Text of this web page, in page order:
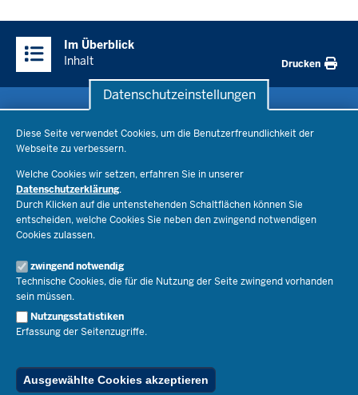
Datenschutzeinstellungen
Diese Seite verwendet Cookies, um die Benutzerfreundlichkeit der
Webseite zu verbessern.
Welche Cookies wir setzen, erfahren Sie in unserer
Datenschutzerklärung.
Durch Klicken auf die untenstehenden Schaltflächen können Sie
entscheiden, welche Cookies Sie neben den zwingend notwendigen
Cookies zulassen.
zwingend notwendig
Technische Cookies, die für die Nutzung der Seite zwingend vorhanden
sein müssen.
Nutzungsstatistiken
Erfassung der Seitenzugriffe.
Ausgewählte Cookies akzeptieren
Inhalte
Im Überblick
Inhalt
Drucken
Bildungsthemen
Lehrkräfte
Recht
Schulleben
Ministerium
Ministerin Dorothee Feller
Staatssekretär Dr. Urban Mauer
Open Government
Bibliothek
Geschäftsbereich
Presse
Pressefotos
Social Media
Pressekontakt
Service
Schule(n) suchen
Kontakt
Der Weg zu uns
Publikationen
© 2026 Bildungsportal NRW